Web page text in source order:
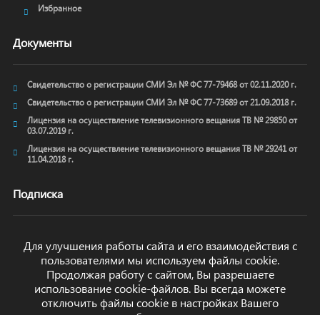
Избранное
Документы
Свидетельство о регистрации СМИ Эл № ФС 77-79468 от 02.11.2020 г.
Свидетельство о регистрации СМИ Эл № ФС 77-73689 от 21.09.2018 г.
Лицензия на осуществление телевизионного вещания ТВ № 29850 от
03.07.2019 г.
Лицензия на осуществление телевизионного вещания ТВ № 29241 от
11.04.2018 г.
Подписка
ОТПРАВИТЬ
Для улучшения работы сайта и его взаимодействия с
пользователями мы используем файлы cookie.
Продолжая работу с сайтом, Вы разрешаете
использование cookie-файлов. Вы всегда можете
отключить файлы cookie в настройках Вашего